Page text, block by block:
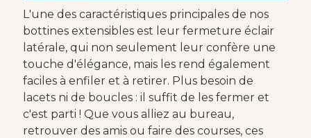
L'une des caractéristiques principales de nos
bottines extensibles est leur fermeture éclair
latérale, qui non seulement leur confère une
touche d'élégance, mais les rend également
faciles à enfiler et à retirer. Plus besoin de
lacets ni de boucles : il suffit de les fermer et
c'est parti ! Que vous alliez au bureau,
retrouver des amis ou faire des courses, ces